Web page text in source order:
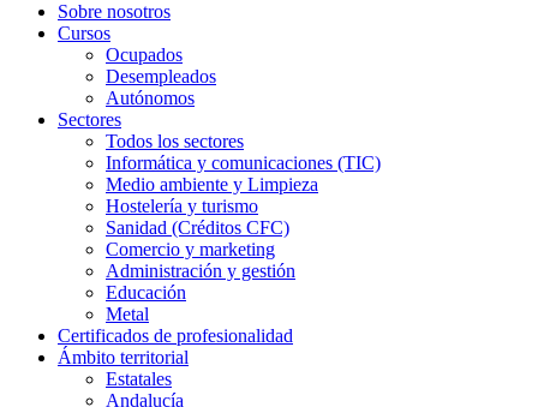
Sobre nosotros
Cursos
Ocupados
Desempleados
Autónomos
Sectores
Todos los sectores
Informática y comunicaciones (TIC)
Medio ambiente y Limpieza
Hostelería y turismo
Sanidad (Créditos CFC)
Comercio y marketing
Administración y gestión
Educación
Metal
Certificados de profesionalidad
Ámbito territorial
Estatales
Andalucía